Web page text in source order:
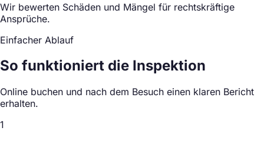
Wir bewerten Schäden und Mängel für rechtskräftige
Ansprüche.
Einfacher Ablauf
So funktioniert die Inspektion
Online buchen und nach dem Besuch einen klaren Bericht
erhalten.
1